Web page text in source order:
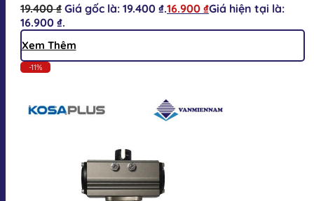
19.400₫ Giá gốc là: 19.400 ₫.16.900 ₫Giá hiện tại là:
16.900 ₫.
Xem Thêm
-11%